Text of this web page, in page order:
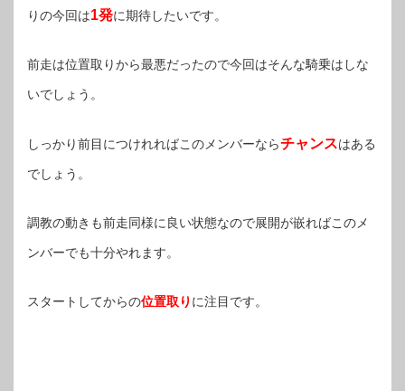
りの今回は1発に期待したいです。
前走は位置取りから最悪だったので今回はそんな騎乗はしな
いでしょう。
しっかり前目につけれればこのメンバーならチャンスはある
でしょう。
調教の動きも前走同様に良い状態なので展開が嵌ればこのメ
ンバーでも十分やれます。
スタートしてからの位置取り に注目です。